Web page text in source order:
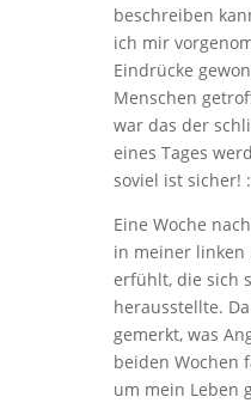
beschreiben
ich mir
Eindrücke
Menschen
war das der
eines Tages
soviel ist sicher!
Eine Woche
in meiner linken
erfühlt, die sich
herausstellte.
gemerkt, was
beiden Wochen
um mein Leben